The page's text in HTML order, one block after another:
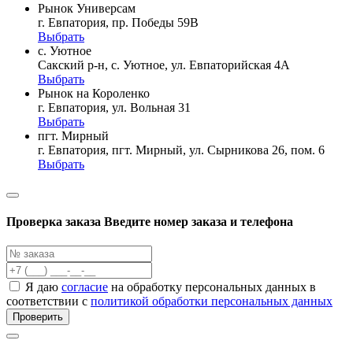
Рынок Универсам
г. Евпатория, пр. Победы 59В
Выбрать
с. Уютное
Сакский р-н, с. Уютное, ул. Евпаторийская 4А
Выбрать
Рынок на Короленко
г. Евпатория, ул. Вольная 31
Выбрать
пгт. Мирный
г. Евпатория, пгт. Мирный, ул. Сырникова 26, пом. 6
Выбрать
Проверка заказа Введите номер заказа и телефона
Я даю согласие на обработку персональных данных в
соответствии с политикой обработки персональных данных
Проверить